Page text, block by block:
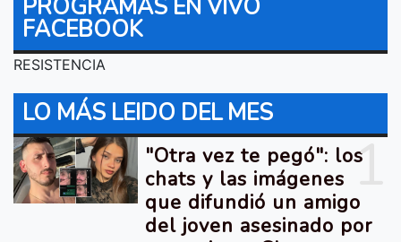
PROGRAMAS EN VIVO
FACEBOOK
RESISTENCIA
LO MÁS LEIDO DEL MES
1
"Otra vez te pegó": los
chats y las imágenes
que difundió un amigo
del joven asesinado por